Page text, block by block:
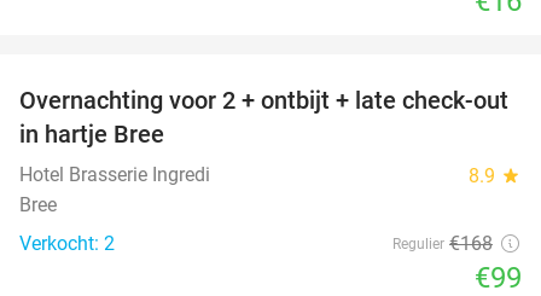
41%
TODAY
Overnachting voor 2 + ontbijt + late check-out
in hartje Bree
Hotel Brasserie Ingredi 8.9 star
Bree
Verkocht: 2
Regulier €168
€99